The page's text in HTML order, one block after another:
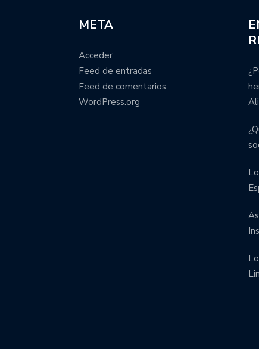
META
Acceder
Feed de entradas
Feed de comentarios
WordPress.org